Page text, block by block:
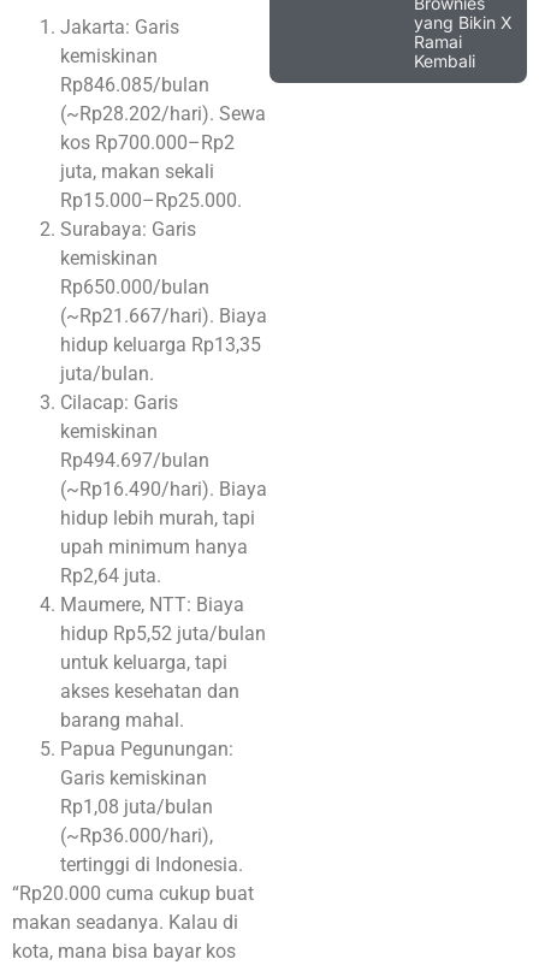
Jakarta: Garis
kemiskinan
Rp846.085/bulan
(~Rp28.202/hari). Sewa
kos Rp700.000–Rp2
juta, makan sekali
Rp15.000–Rp25.000.
Surabaya: Garis
kemiskinan
Rp650.000/bulan
(~Rp21.667/hari). Biaya
hidup keluarga Rp13,35
juta/bulan.
Cilacap: Garis
kemiskinan
Rp494.697/bulan
(~Rp16.490/hari). Biaya
hidup lebih murah, tapi
upah minimum hanya
Rp2,64 juta.
Maumere, NTT: Biaya
hidup Rp5,52 juta/bulan
untuk keluarga, tapi
akses kesehatan dan
barang mahal.
Papua Pegunungan:
Garis kemiskinan
Rp1,08 juta/bulan
(~Rp36.000/hari),
tertinggi di Indonesia.
“Rp20.000 cuma cukup buat
makan seadanya. Kalau di
kota, mana bisa bayar kos
yang Bikin X
Ramai
Kembali